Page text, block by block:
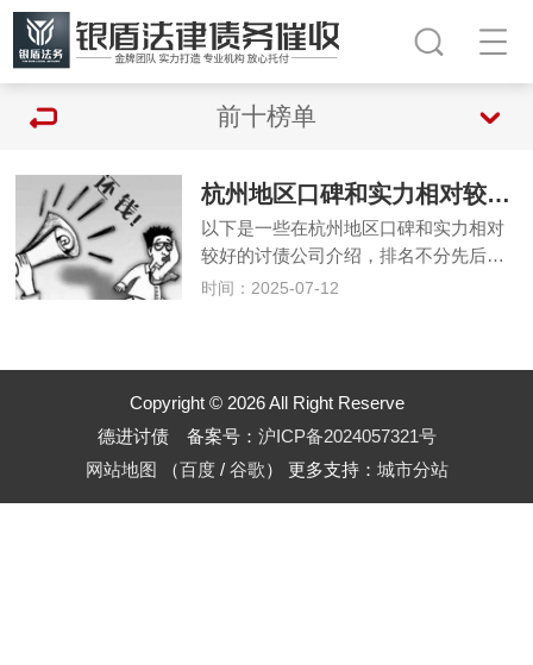
前十榜单
杭州地区口碑和实力相对较好的讨债公司(排名不分先后)
以下是一些在杭州地区口碑和实力相对
较好的讨债公司介绍，排名不分先后…
时间：2025-07-12
Copyright © 2026 All Right Reserve
德进讨债 备案号： 沪ICP备2024057321号
网站地图 （百度/ 谷歌） 更多支持： 城市分站